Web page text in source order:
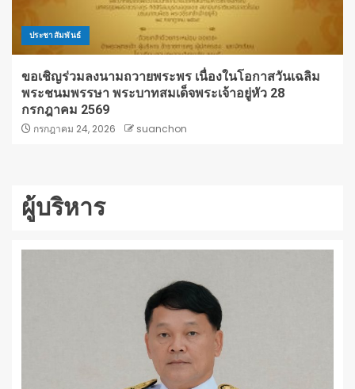
ประชาสัมพันธ์
ขอเชิญร่วมลงนามถวายพระพร เนื่องในโอกาสวันเฉลิม
พระชนมพรรษา พระบาทสมเด็จพระเจ้าอยู่หัว 28
กรกฎาคม 2569
กรกฎาคม 24, 2026 suanchon
ผู้บริหาร